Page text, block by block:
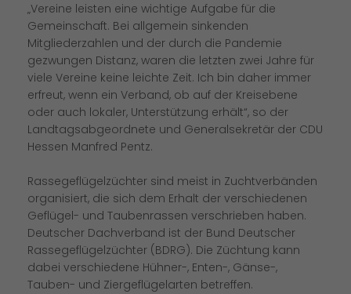
Vereine leisten eine wichtige Aufgabe für die
Gemeinschaft. Bei allgemein sinkenden
Mitgliederzahlen und der durch die Pandemie
gezwungen Distanz, waren die letzten zwei Jahre für
viele Vereine keine leichte Zeit. Ich bin daher immer
erfreut, wenn ein Verband, ob auf der Kreisebene
oder auch lokaler, Unterstützung erhält“, so der
Landtagsabgeordnete und Generalsekretär der CDU
Hessen Manfred Pentz.
Rassegeflügelzüchter sind meist in Zuchtverbänden
organisiert, die sich dem Erhalt der verschiedenen
Geflügel- und Taubenrassen verschrieben haben.
Deutscher Dachverband ist der Bund Deutscher
Rassegeflügelzüchter (BDRG). Die Züchtung kann
dabei verschiedene Hühner-, Enten-, Gänse-,
Tauben- und Ziergeflügelarten betreffen.